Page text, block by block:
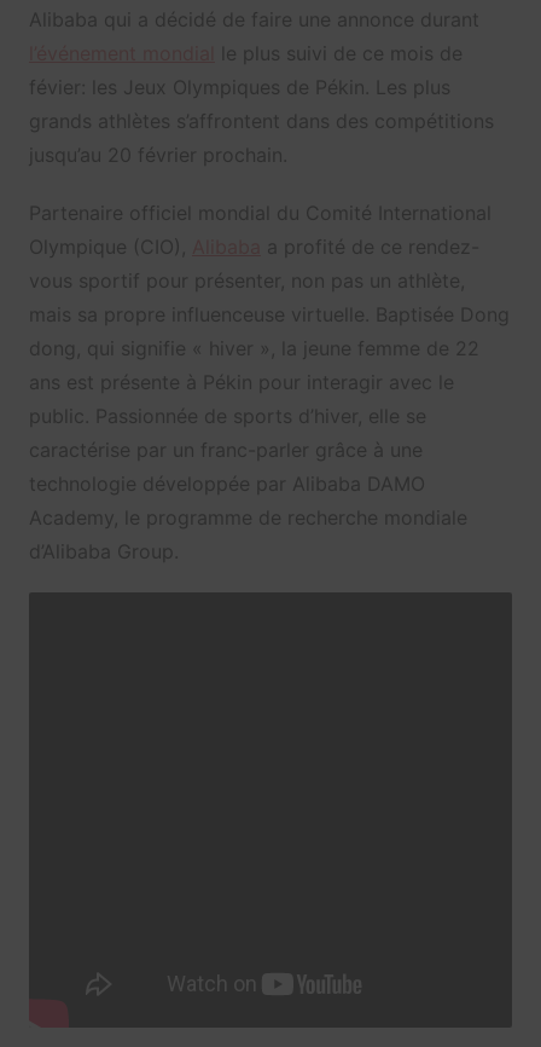
Alibaba qui a décidé de faire une annonce durant
le plus suivi de ce mois de
févier: les Jeux Olympiques de Pékin. Les plus
grands athlètes s’affrontent dans des compétitions
jusqu’au 20 février prochain.
Partenaire officiel mondial du Comité International
Olympique (CIO),
a profité de ce rendez-
vous sportif pour présenter, non pas un athlète,
mais sa propre influenceuse virtuelle. Baptisée Dong
dong, qui signifie « hiver », la jeune femme de 22
ans est présente à Pékin pour interagir avec le
public. Passionnée de sports d’hiver, elle se
caractérise par un franc-parler grâce à une
technologie développée par Alibaba DAMO
Academy, le programme de recherche mondiale
d’Alibaba Group.